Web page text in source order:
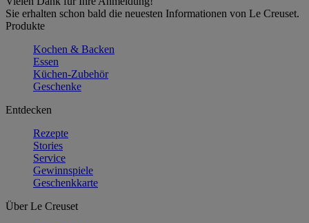
Sie erhalten schon bald die neuesten Informationen von Le Creuset.
Produkte
Kochen & Backen
Essen
Küchen-Zubehör
Geschenke
Entdecken
Rezepte
Stories
Service
Gewinnspiele
Geschenkkarte
Über Le Creuset